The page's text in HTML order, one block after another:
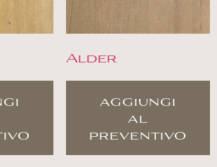
Alder
aggiungi
al
preventivo